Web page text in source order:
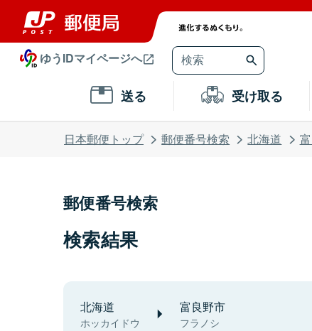
ゆうIDマイページへ
送る 受け取る
日本郵便トップ 郵便番号検索 北海道
郵便番号検索
検索結果
北海道
ホッカイドウ
富良野市
フラノシ